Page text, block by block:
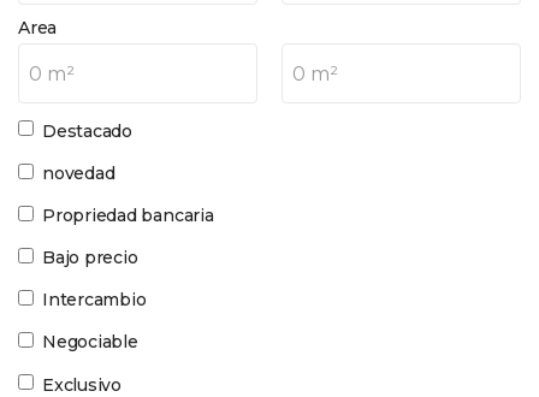
Area
0 m² 0 m²
Destacado
novedad
Propriedad bancaria
Bajo precio
Intercambio
Negociable
Exclusivo